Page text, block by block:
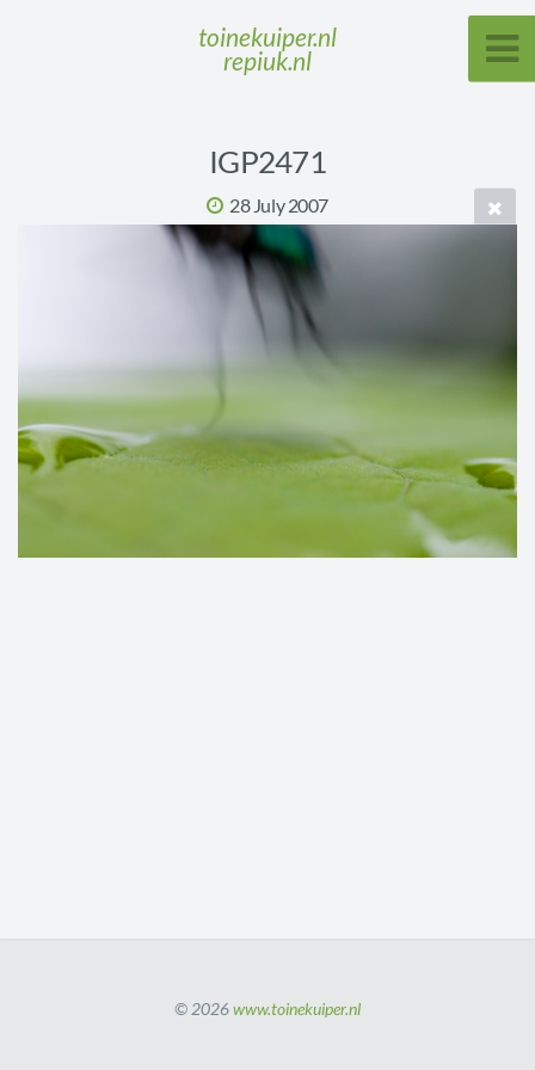
toinekuiper.nl
repiuk.nl
IGP2471
28 July 2007
© 2026www.toinekuiper.nl